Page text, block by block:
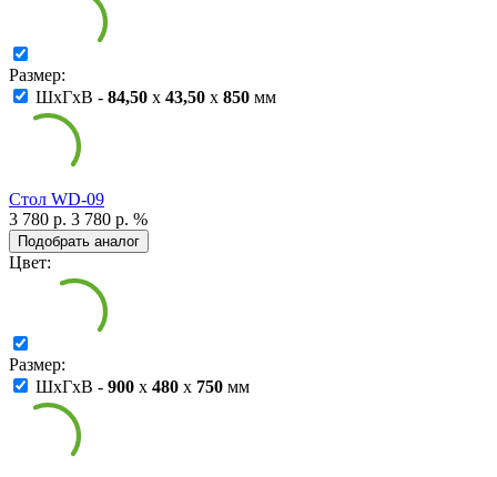
Размер:
ШxГxВ - 84,50 x 43,50 x 850 мм
Cтол WD-09
3 780 р. 3 780 р. %
Подобрать аналог
Цвет:
Размер:
ШxГxВ - 900 x 480 x 750 мм